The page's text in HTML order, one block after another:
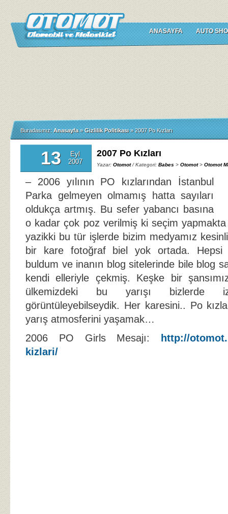
ANASAYFA AUTO
Buradasınız: Anasayfa » Gizlilik Politikası » 2007 Po Kızları
13
Eyl
2007
2007 Po Kızları
Yazar: Otomot/ Kategori: Babes > Otomot> Otomot
– 2006 yılının PO kızlarından İstanbul
Parka gelmeyen olmamış hatta sayıları
oldukça artmış. Bu sefer yabancı basına
o kadar çok poz verilmiş ki seçim
yazikki bu tür işlerde bizim medyamız
bir kare fotoğraf biel yok ortada. Hepsi
buldum ve inanın blog sitelerinde bile blog
kendi elleriyle çekmiş. Keşke bir
ülkemizdeki bu yarışı bizlerde
görüntüleyebilseydik. Her karesini.. Po
yarış atmosferini yaşamak…
2006 PO Girls Mesajı:
http://
kizlari/